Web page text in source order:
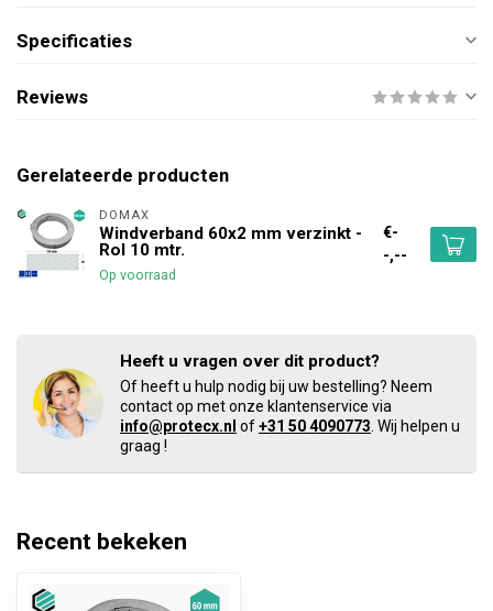
Specificaties
Reviews
Gerelateerde producten
DOMAX
Windverband 60x2 mm verzinkt -
Rol 10 mtr.
Op voorraad
€-
-,--
Heeft u vragen over dit product?
Of heeft u hulp nodig bij uw bestelling? Neem
contact op met onze klantenservice via
info@protecx.nl of+31 50 4090773 . Wij helpen u
graag !
Recent bekeken